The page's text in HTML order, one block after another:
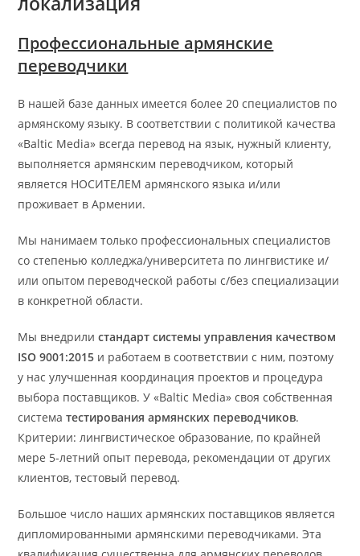
Профессиональные армянские
переводчики
В нашей базе данных имеется более 20 специалистов по
армянскому языку. В соответствии с политикой качества
«Baltic Media» всегда перевод на язык, нужный клиенту,
выполняется армянским переводчиком, который
является НОСИТЕЛЕМ армянского языка и/или
проживает в Армении.
Мы нанимаем только профессиональных специалистов
со степенью колледжа/университета по лингвистике и/
или опытом переводческой работы с/без специализации
в конкретной области.
Мы внедрилистандарт системы управления качеством
ISO 9001:2015 и работаем в соответствии с ним, поэтому
у нас улучшенная координация проектов и процедура
выбора поставщиков. У «Baltic Media» своя собственная
систематестированияармянских переводчиков.
Критерии: лингвистическое образование, по крайней
мере 5-летний опыт перевода, рекомендации от других
клиентов, тестовый перевод.
Большое число наших армянских поставщиков является
дипломированными армянскими переводчиками. Эта